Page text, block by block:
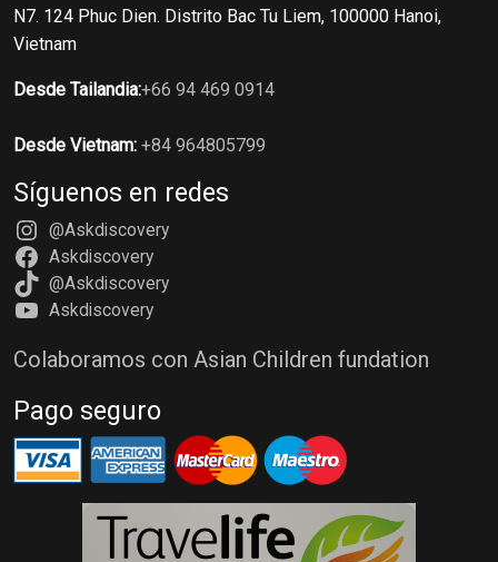
N7. 124 Phuc Dien. Distrito Bac Tu Liem, 100000 Hanoi,
Vietnam
Desde Tailandia:+66 94 469 0914
Desde Vietnam: +84 964805799
Síguenos en redes
@Askdiscovery
Askdiscovery
@Askdiscovery
Askdiscovery
Colaboramos con Asian Children fundation
Pago seguro